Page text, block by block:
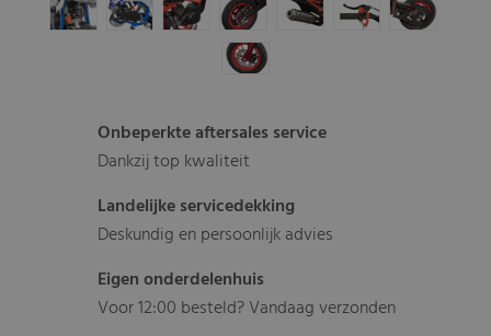
Onbeperkte aftersales service
Dankzij top kwaliteit
Landelijke servicedekking
Deskundig en persoonlijk advies
Eigen onderdelenhuis
Voor 12:00 besteld? Vandaag verzonden